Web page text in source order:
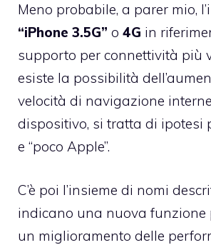
Meno probabile, a parer mio,
“iPhone 3.5G” o 4G in
supporto per connettività più
esiste la possibilità
velocità di navigazione
dispositivo, si tratta di ipotesi
e “poco Apple”.
C’è poi l’insieme di nomi
indicano una nuova funzione
un miglioramento delle